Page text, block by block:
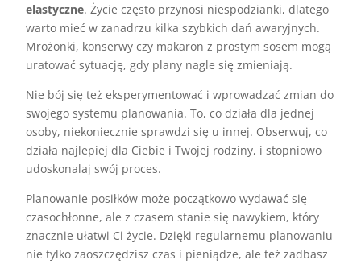
elastyczne. Życie często przynosi niespodzianki, dlatego
warto mieć w zanadrzu kilka szybkich dań awaryjnych.
Mrożonki, konserwy czy makaron z prostym sosem mogą
uratować sytuację, gdy plany nagle się zmieniają.
Nie bój się też eksperymentować i wprowadzać zmian do
swojego systemu planowania. To, co działa dla jednej
osoby, niekoniecznie sprawdzi się u innej. Obserwuj, co
działa najlepiej dla Ciebie i Twojej rodziny, i stopniowo
udoskonalaj swój proces.
Planowanie posiłków może początkowo wydawać się
czasochłonne, ale z czasem stanie się nawykiem, który
znacznie ułatwi Ci życie. Dzięki regularnemu planowaniu
nie tylko zaoszczędzisz czas i pieniądze, ale też zadbasz